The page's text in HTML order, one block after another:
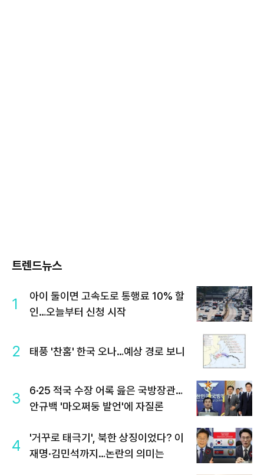
트렌드뉴스
1
아이 둘이면 고속도로 통행료 10% 할
인…오늘부터 신청 시작
2 태풍 '찬홈' 한국 오나…예상 경로 보니
3
6·25 적국 수장 어록 읊은 국방장관…
안규백 '마오쩌둥 발언'에 자질론
4
'거꾸로 태극기', 북한 상징이었다? 이
재명·김민석까지…논란의 의미는